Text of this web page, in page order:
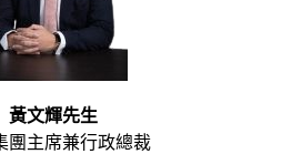
黃文輝先生
團主席兼行政總裁